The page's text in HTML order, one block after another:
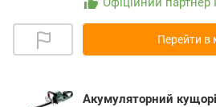
Перейти в
Акумуляторний